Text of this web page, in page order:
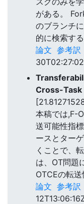
がある。
のブランチ
的に検索す
論文 参考訳
Cross-
本稿では,F-
送可能性指
ースとター
くことで、
は、OT問題
OTCEの転送
論文 参考訳